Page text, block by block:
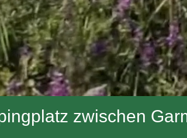
zwischen